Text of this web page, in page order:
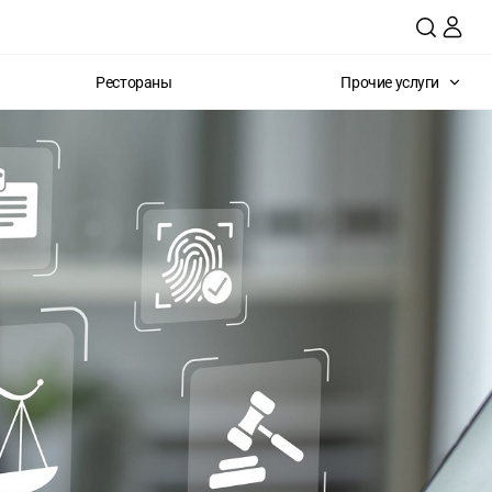
Рестораны Прочие услуги